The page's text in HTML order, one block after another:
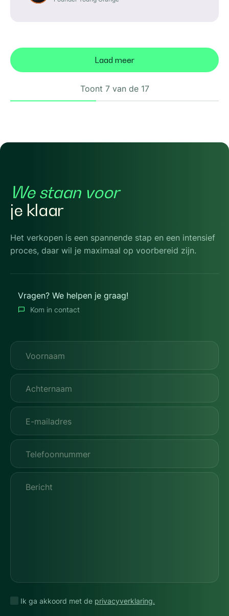
Laad meer
Toont 7van de 17
We staan voor
je klaar
Het verkopen is een spannende stap en een intensief
proces, daar wil je maximaal op voorbereid zijn.
Vragen? We helpen je graag!
Kom in contact
Voornaam
Achternaam
E-mailadres
Telefoonnummer
Bericht
Ik ga akkoord met de privacyverklaring.